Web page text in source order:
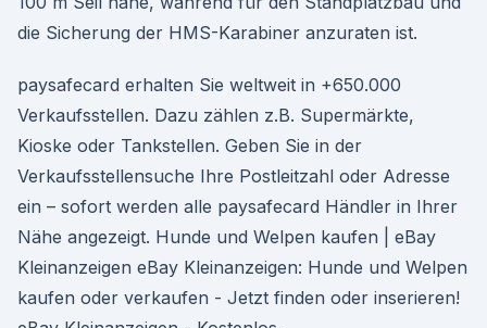
die Sicherung der HMS-Karabiner anzuraten ist.
paysafecard erhalten Sie weltweit in +650.000
Verkaufsstellen. Dazu zählen z.B. Supermärkte,
Kioske oder Tankstellen. Geben Sie in der
Verkaufsstellensuche Ihre Postleitzahl oder Adresse
ein – sofort werden alle paysafecard Händler in Ihrer
Nähe angezeigt. Hunde und Welpen kaufen | eBay
Kleinanzeigen eBay Kleinanzeigen: Hunde und Welpen
kaufen oder verkaufen - Jetzt finden oder inserieren!